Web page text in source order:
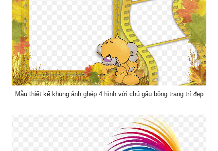
Mẫu thiết kế khung ảnh ghép 4 hình với chú gấu bông trang trí đẹp